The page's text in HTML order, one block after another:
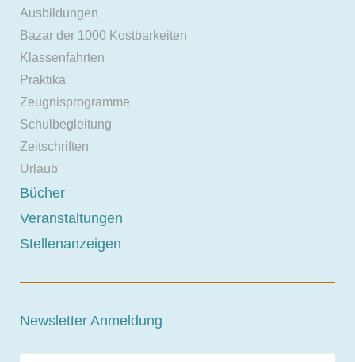
Ausbildungen
Bazar der 1000 Kostbarkeiten
Klassenfahrten
Praktika
Zeugnisprogramme
Schulbegleitung
Zeitschriften
Urlaub
Bücher
Veranstaltungen
Stellenanzeigen
Newsletter Anmeldung